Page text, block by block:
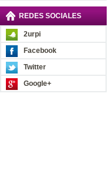
REDES SOCIALES
2urpi
Facebook
Twitter
Google+